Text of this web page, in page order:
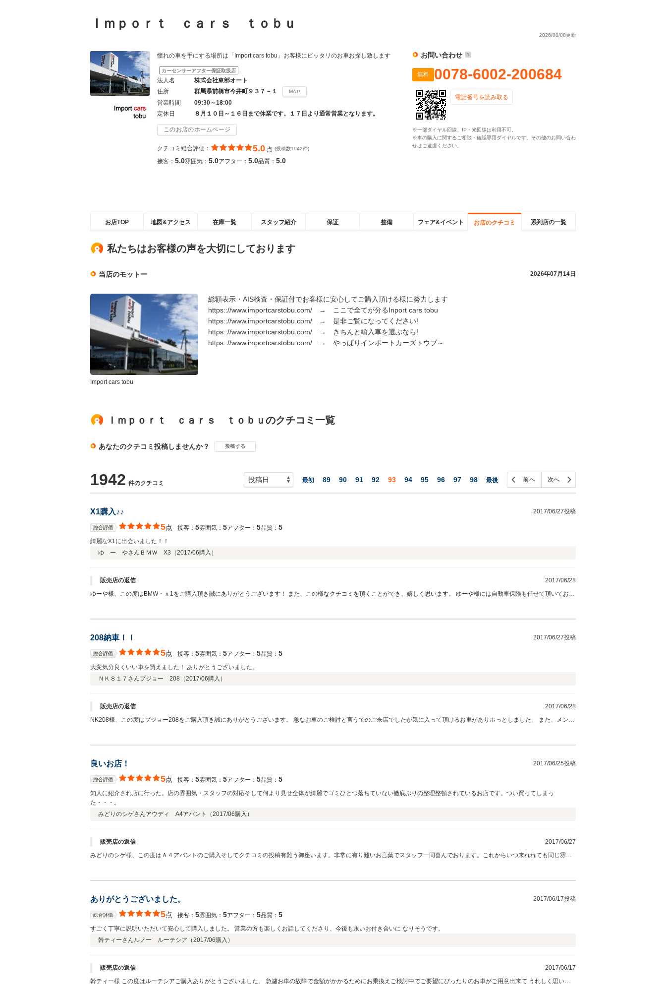
Ｉｍｐｏｒｔ ｃａｒｓ ｔｏｂｕ
2026/08/08更新
憧れの車を手にする場所は「Import cars tobu」お客様にピッタリのお車お探し致します
カーセンサーアフター保証取扱店
法人名
株式会社東部オート
住所
群馬県前橋市今井町９３７－１ MAP
営業時間
09:30～18:00
定休日
８月１０日～１６日まで休業です。１７日より通常営業となります。
このお店のホームページ
クチコミ総合評価： 5.0 点 (投稿数1942件)
接客： 5.0雰囲気： 5.0アフター： 5.0品質： 5.0
お問い合わせ
無料 0078-6002-200684
電話番号を読み取る
※一部ダイヤル回線、IP・光回線は利用不可。
※車の購入に関するご相談・確認専用ダイヤルです。その他のお問い合わ
せはご遠慮ください。
お店TOP 地図&アクセス 在庫一覧 スタッフ紹介 保証 整備 フェア&イベント お店のクチコミ 系列店の一覧
私たちはお客様の声を大切にしております
当店のモットー 2026年07月14日
Import cars tobu
総額表示・AIS検査・保証付でお客様に安心してご購入頂ける様に努力します
https:://www.importcarstobu.com/ → ここで全てが分るInport cars tobu
https:://www.importcarstobu.com/ → 是非ご覧になってください!
https:://www.importcarstobu.com/ → きちんと輸入車を選ぶなら!
https:://www.importcarstobu.com/ → やっぱりインポートカーズトウブ～
Ｉｍｐｏｒｔ ｃａｒｓ ｔｏｂｕのクチコミ一覧
あなたのクチコミ投稿しませんか？ 投稿する
1942 件のクチコミ 最初 89 90 91 92 93 94 95 96 97 98 最後 前へ 次へ
X1購入♪♪ 2017/06/27投稿
総合評価 5点 接客： 5雰囲気： 5アフター： 5品質： 5
綺麗なX1に出会いました！！
ゆ ー やさん ＢＭＷ X3（2017/06購入）
販売店の返信
2017/06/28
ゆーや様、この度はBMW・ｘ1をご購入頂き誠にありがとうございます！ また、この様なクチコミを頂くことができ、嬉しく思います。 ゆーや様には自動車保険も任せて頂いており
208納車！！ 2017/06/27投稿
総合評価 5点 接客： 5雰囲気： 5アフター： 5品質： 5
大変気分良くいい車を買えました！ ありがとうございました。
ＮＫ８１７さんプジョー 208（2017/06購入）
販売店の返信
2017/06/28
NK208様、この度はプジョー208をご購入頂き誠にありがとうございます。 急なお車のご検討と言うでのご来店でしたが気に入って頂けるお車がありホっとしました。 また、メンテ
良いお店！ 2017/06/25投稿
総合評価 5点 接客： 5雰囲気： 5アフター： 5品質： 5
知人に紹介され店に行った。店の雰囲気・スタッフの対応そして何より見せ全体が綺麗でゴミひとつ落ちていない徹底ぶりの整理整頓されているお店です。つい買ってしまっ
た・・・。
みどりのシゲさんアウディ A4アバント（2017/06購入）
販売店の返信
2017/06/27
みどりのシゲ様、この度はＡ４アバントのご購入そしてクチコミの投稿有難う御座います。非常に有り難いお言葉でスタッフ一同喜んでおります。これからいつ来れれても同じ雰囲
ありがとうございました。 2017/06/17投稿
総合評価 5点 接客： 5雰囲気： 5アフター： 5品質： 5
すごく丁寧に説明いただいて安心して購入しました。 営業の方も楽しくお話してくださり、今後も永いお付き合いに なりそうです。
幹ティーさんルノー ルーテシア（2017/06購入）
販売店の返信
2017/06/17
幹ティー様 この度はルーテシアご購入ありがとうございました。 急遽お車の故障で金額がかかるためにお乗換えご検討中でご要望にぴったりのお車がご用意出来て うれしく思いま